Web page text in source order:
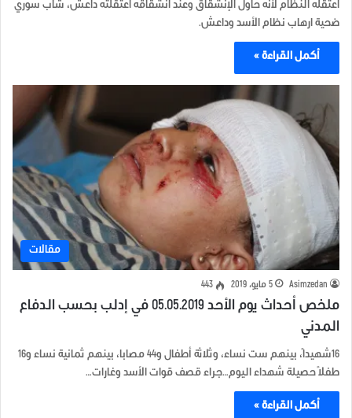
اعتقله النظام لأنه حاول الإنشقاق وعند انشقاقه اعتقلته داعش، شاب سوري
ضحية ارهاب نظام الأسد وداعش.
أكمل القراءة »
مقالات
Asimzedan 5 مايو، 2019 443
ملخص أحداث يوم الأحد 05.05.2019 في إدلب بحسب الدفاع
المدني
16شهيداً، بينهم ست نساء، وثلاثة أطفال و44 مصابا، بينهم ثمانية نساء و16
طفلاً حصيلة شهداء اليوم…جراء قصف قوات الأسد وغارات…
أكمل القراءة »